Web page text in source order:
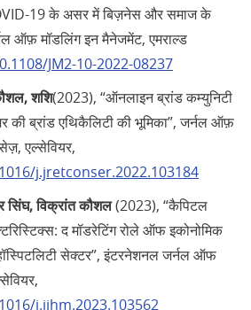
19 के असर में बिज़नेस और समाज के
ऑफ़ मॉडलिंग इन मैनेजमेंट, एमराल्ड
JM2-10-2022-08237
शशि(2023), “ऑनलाइन ब्रांड कम्युनिटी
की ब्रांड एथिकैलिटी की भूमिका”, जर्नल ऑफ़
एल्सेवियर,
j.jretconser.2022.103184
सिंघ, विक्रांत कौशल(2023), “कैपिटल
द मॉडरेटिंग रोले ऑफ इकोनोमिक
सेक्टर”, इंटरनेशनल जर्नल ऑफ
j.ijhm.2023.103562